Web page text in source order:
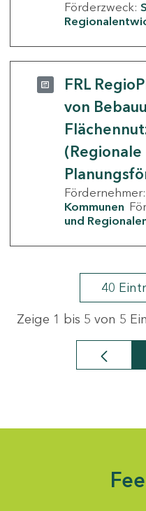
Förderzweck:
FRL
von
(Regionale
Fördernehmer:
Kommunen
und
40
Zeige 1 bis 5 von 5